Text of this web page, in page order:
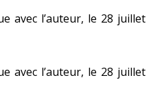
avec l’auteur, le 28 juillet
avec l’auteur, le 28 juillet